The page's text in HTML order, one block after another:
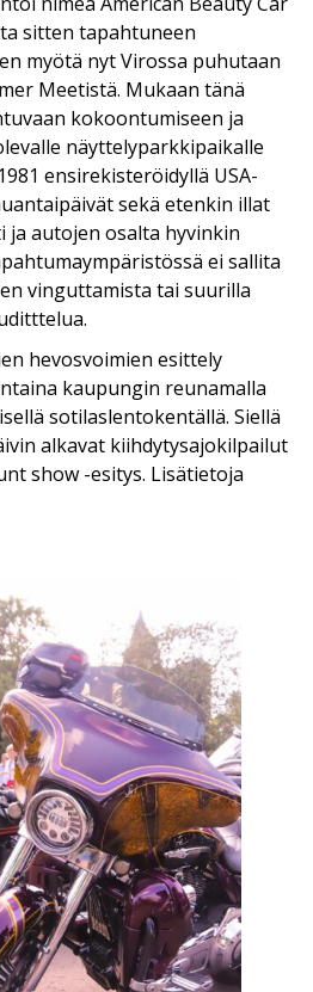
sitten tapahtuneen
myötä nyt Virossa puhutaan
Meetistä. Mukaan tänä
kokoontumiseen ja
näyttelyparkkipaikalle
ensirekisteröidyllä USA-
sekä etenkin illat
ja autojen osalta hyvinkin
ei sallita
vinguttamista tai suurilla
hevosvoimien esittely
kaupungin reunamalla
sotilaslentokentällä. Siellä
alkavat kiihdytysajokilpailut
show -esitys. Lisätietoja